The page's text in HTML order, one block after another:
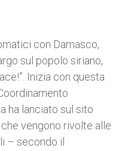
con Damasco,
sul popolo siriano,
Inizia con questa
ha lanciato sul sito
che vengono rivolte alle
– secondo il